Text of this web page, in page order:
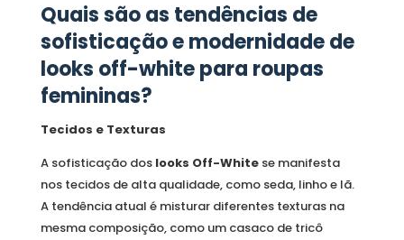
Quais são as tendências de
sofisticação e modernidade de
looks off-white para roupas
femininas?
Tecidos e Texturas
A sofisticação dos looks Off-Whitese manifesta
nos tecidos de alta qualidade, como seda, linho e lã.
A tendência atual é misturar diferentes texturas na
mesma composição, como um casaco de tricô